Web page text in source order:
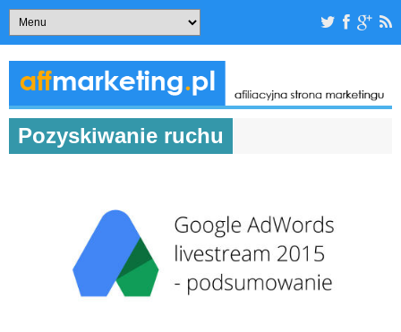
Pozyskiwanie ruchu